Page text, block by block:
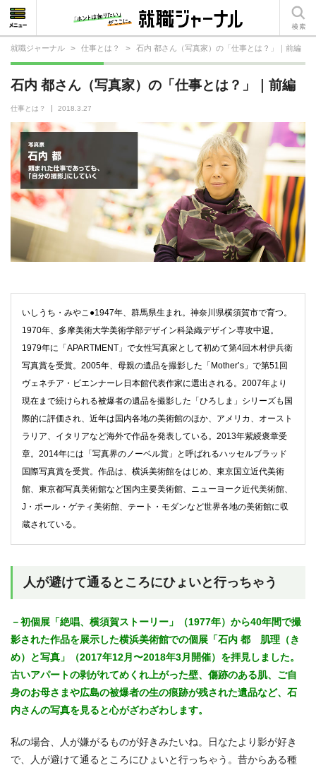
就職ジャーナル > 仕事とは？ > 石内 都さん（写真家）の「仕事とは？」｜前編
石内 都さん（写真家）の「仕事とは？」｜前編
仕事とは？ 2018.3.27
いしうち・みやこ●1947年、群馬県生まれ。神奈川県横須賀市で育つ。
1970年、多摩美術大学美術学部デザイン科染織デザイン専攻中退。
1979年に「APARTMENT」で女性写真家として初めて第4回木村伊兵衛
写真賞を受賞。2005年、母親の遺品を撮影した「Mother’s」で第51回
ヴェネチア・ビエンナーレ日本館代表作家に選出される。2007年より
現在まで続けられる被爆者の遺品を撮影した「ひろしま」シリーズも国
際的に評価され、近年は国内各地の美術館のほか、アメリカ、オースト
ラリア、イタリアなど海外で作品を発表している。2013年紫綬褒章受
章。2014年には「写真界のノーベル賞」と呼ばれるハッセルブラッド
国際写真賞を受賞。作品は、横浜美術館をはじめ、東京国立近代美術
館、東京都写真美術館など国内主要美術館、ニューヨーク近代美術館、
J・ポール・ゲティ美術館、テート・モダンなど世界各地の美術館に収
蔵されている。
人が避けて通るところにひょいと行っちゃう
－初個展「絶唱、横須賀ストーリー」（1977年）から40年間で撮
影された作品を展示した横浜美術館での個展「石内 都 肌理（き
め）と写真」（2017年12月〜2018年3月開催）を拝見しました。
古いアパートの剥がれてめくれ上がった壁、傷跡のある肌、ご自
身のお母さまや広島の被爆者の生の痕跡が残された遺品など、石
内さんの写真を見ると心がざわざわします。
私の場合、人が嫌がるものが好きみたいね。日なたより影が好き
で、人が避けて通るところにひょいと行っちゃう。昔からある種
就活相談
就活ノウハウ
仕事の選び方・ヒント
仕事とは？
就活コラム